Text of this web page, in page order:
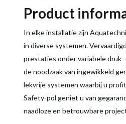
Product
In elke installatie zijn
in diverse systemen.
prestaties onder variabele
de noodzaak van ingewikkeld
lekvrije systemen waarbij u
Safety-pol geniet u van
naadloze en betrouwbare